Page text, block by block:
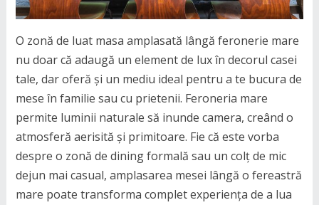
O zonă de luat masa amplasată lângă feronerie mare
nu doar că adaugă un element de lux în decorul casei
tale, dar oferă și un mediu ideal pentru a te bucura de
mese în familie sau cu prietenii. Feroneria mare
permite luminii naturale să inunde camera, creând o
atmosferă aerisită și primitoare. Fie că este vorba
despre o zonă de dining formală sau un colț de mic
dejun mai casual, amplasarea mesei lângă o fereastră
mare poate transforma complet experiența de a lua